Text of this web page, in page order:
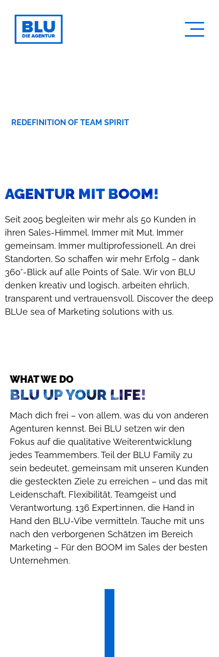
REDEFINITION OF TEAM SPIRIT
AGENTUR MIT BOOM!
Seit 2005 begleiten wir mehr als 50 Kunden in
ihren Sales-Himmel. Immer mit Mut. Immer
gemeinsam. Immer multiprofessionell. An drei
Standorten. So schaffen wir mehr Erfolg – dank
360°-Blick auf alle Points of Sale. Wir von BLU
denken kreativ und logisch, arbeiten ehrlich,
transparent und vertrauensvoll. Discover the deep
BLUe sea of Marketing solutions with us.
WHAT WE DO
BLU UP YOUR LIFE!
Mach dich frei – von allem, was du von anderen
Agenturen kennst. Bei BLU setzen wir den
Fokus auf die qualitative Weiterentwicklung
jedes Teammembers. Teil der BLU Family zu
sein bedeutet, gemeinsam mit unseren Kunden
die gesteckten Ziele zu erreichen – und das mit
Leidenschaft, Flexibilität, Teamgeist und
Verantwortung. 136 Expert:innen, die Hand in
Hand den BLU-Vibe vermitteln. Tauche mit uns
nach den verborgenen Schätzen im Bereich
Marketing – Für den BOOM im Sales der besten
Unternehmen.